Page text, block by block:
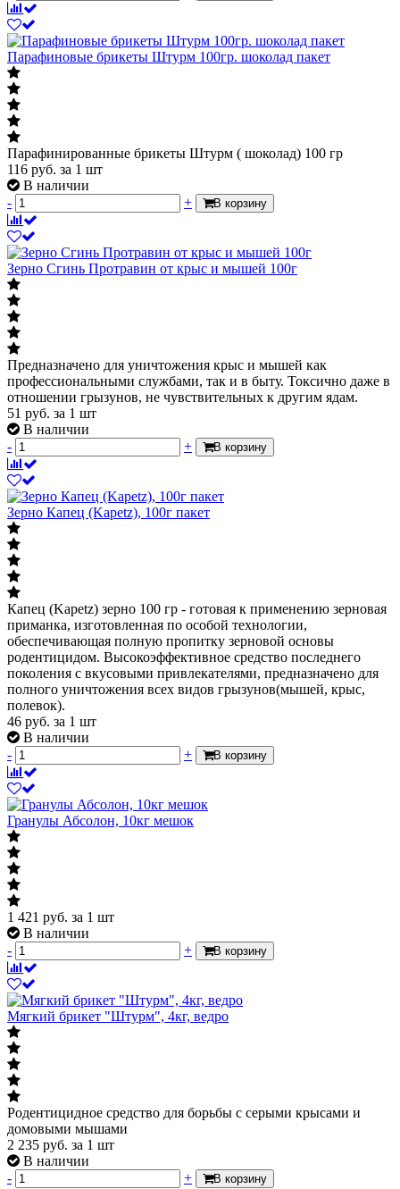
Парафиновые брикеты Штурм 100гр. шоколад пакет
Парафинированные брикеты Штурм ( шоколад) 100 гр
116 руб. за 1 шт
В наличии
-
+ В корзину
Зерно Сгинь Протравин от крыс и мышей 100г
Предназначено для уничтожения крыс и мышей как
профессиональными службами, так и в быту. Токсично даже в
отношении грызунов, не чувствительных к другим ядам.
51 руб. за 1 шт
В наличии
-
+ В корзину
Зерно Капец (Kapetz), 100г пакет
Капец (Kapetz) зерно 100 гр - готовая к применению зерновая
приманка, изготовленная по особой технологии,
обеспечивающая полную пропитку зерновой основы
родентицидом. Высокоэффективное средство последнего
поколения с вкусовыми привлекателями, предназначено для
полного уничтожения всех видов грызунов(мышей, крыс,
полевок).
46 руб. за 1 шт
В наличии
-
+ В корзину
Гранулы Абсолон, 10кг мешок
1 421 руб. за 1 шт
В наличии
-
+ В корзину
Мягкий брикет "Штурм", 4кг, ведро
Родентицидное средство для борьбы с серыми крысами и
домовыми мышами
2 235 руб. за 1 шт
В наличии
-
+ В корзину